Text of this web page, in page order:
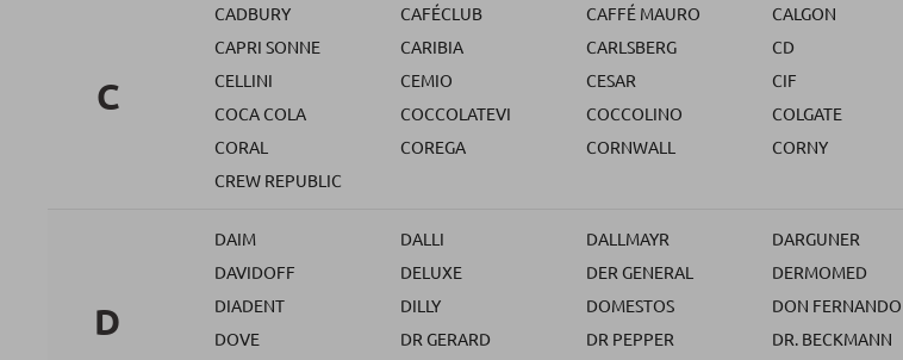
C
CADBURY CAFÉCLUB CAFFÉ MAURO CALGON
CAPRI SONNE
CARIBIA CARLSBERG CD
CELLINI
CEMIO CESAR CIF
COCA COLA
COCCOLATEVI COCCOLINO COLGATE
CORAL
COREGA CORNWALL CORNY
CREW REPUBLIC
D
DAIM DALLI DALLMAYR DARGUNER
DAVIDOFF
DELUXE DER GENERAL DERMOMED
DIADENT
DILLY DOMESTOS DON FERNANDO
DOVE
DR GERARD DR PEPPER DR. BECKMANN